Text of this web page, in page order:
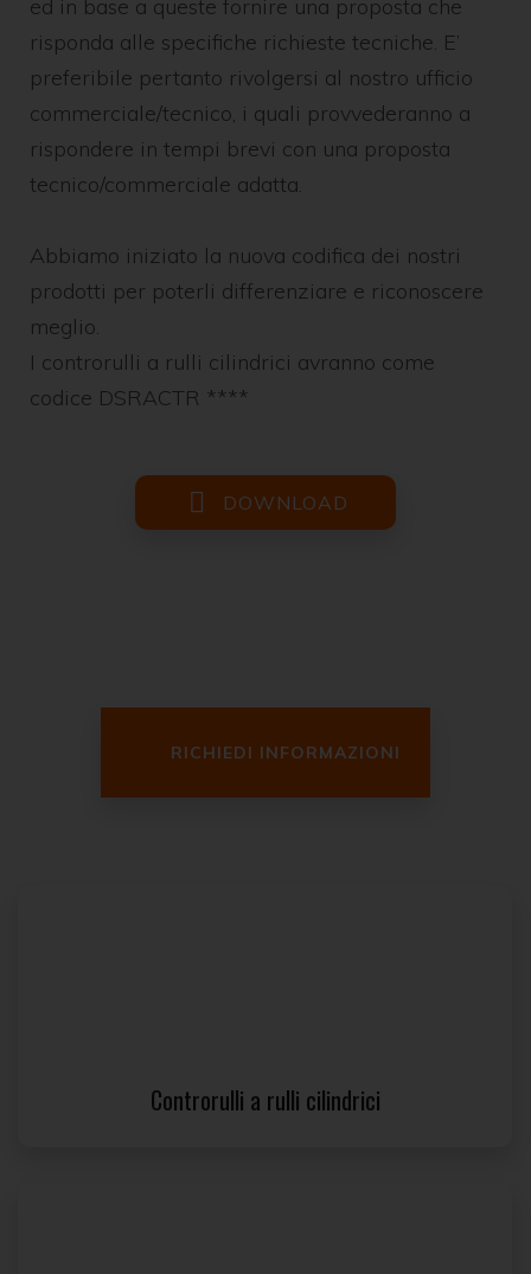
ed in base a queste fornire una proposta che
risponda alle specifiche richieste tecniche. E’
preferibile pertanto rivolgersi al nostro ufficio
commerciale/tecnico, i quali provvederanno a
rispondere in tempi brevi con una proposta
tecnico/commerciale adatta.
Abbiamo iniziato la nuova codifica dei nostri
prodotti per poterli differenziare e riconoscere
meglio.
I controrulli a rulli cilindrici avranno come
codice DSRACTR ****
DOWNLOAD
RICHIEDI INFORMAZIONI
Controrulli a rulli cilindrici